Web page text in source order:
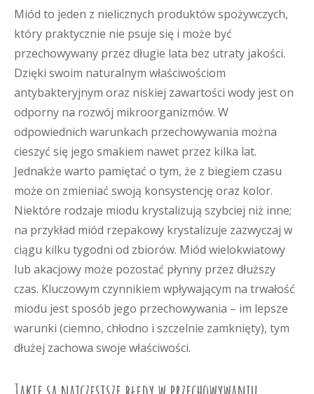
Miód to jeden z nielicznych produktów spożywczych,
który praktycznie nie psuje się i może być
przechowywany przez długie lata bez utraty jakości.
Dzięki swoim naturalnym właściwościom
antybakteryjnym oraz niskiej zawartości wody jest on
odporny na rozwój mikroorganizmów. W
odpowiednich warunkach przechowywania można
cieszyć się jego smakiem nawet przez kilka lat.
Jednakże warto pamiętać o tym, że z biegiem czasu
może on zmieniać swoją konsystencję oraz kolor.
Niektóre rodzaje miodu krystalizują szybciej niż inne;
na przykład miód rzepakowy krystalizuje zazwyczaj w
ciągu kilku tygodni od zbiorów. Miód wielokwiatowy
lub akacjowy może pozostać płynny przez dłuższy
czas. Kluczowym czynnikiem wpływającym na trwałość
miodu jest sposób jego przechowywania – im lepsze
warunki (ciemno, chłodno i szczelnie zamknięty), tym
dłużej zachowa swoje właściwości.